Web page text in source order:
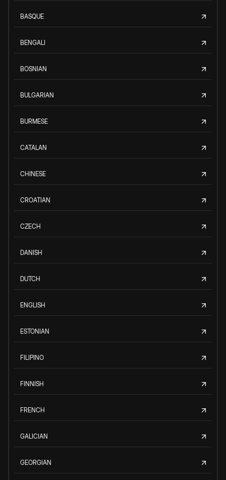
BASQUE
BENGALI
BOSNIAN
BULGARIAN
BURMESE
CATALAN
CHINESE
CROATIAN
CZECH
DANISH
DUTCH
ENGLISH
ESTONIAN
FILIPINO
FINNISH
FRENCH
GALICIAN
GEORGIAN